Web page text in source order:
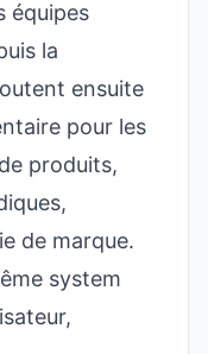
équipes
la
ensuite
pour les
produits,
de marque.
system